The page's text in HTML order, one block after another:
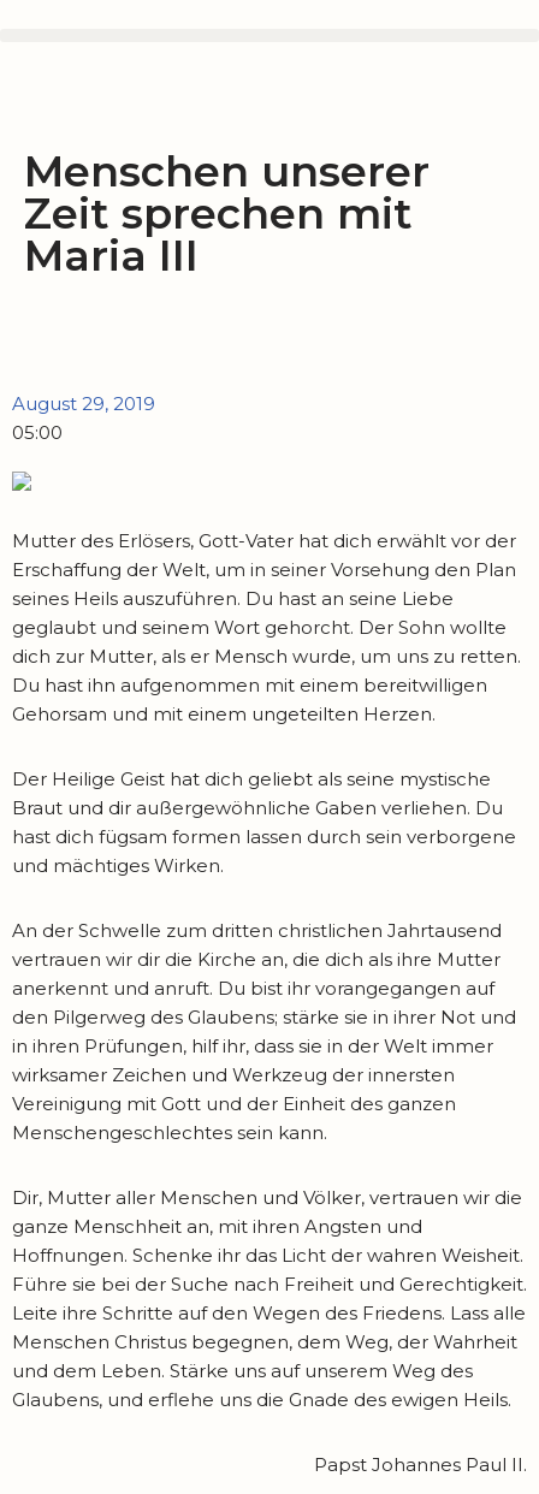
Menschen unserer
Zeit sprechen mit
Maria III
August 29, 2019
05:00
Mutter des Erlösers, Gott-Vater hat dich erwählt vor der
Erschaffung der Welt, um in seiner Vorsehung den Plan
seines Heils auszuführen. Du hast an seine Liebe
geglaubt und seinem Wort gehorcht. Der Sohn wollte
dich zur Mutter, als er Mensch wurde, um uns zu retten.
Du hast ihn aufgenommen mit einem bereitwilligen
Gehorsam und mit einem ungeteilten Herzen.
Der Heilige Geist hat dich geliebt als seine mystische
Braut und dir außergewöhnliche Gaben verliehen. Du
hast dich fügsam formen lassen durch sein verborgene
und mächtiges Wirken.
An der Schwelle zum dritten christlichen Jahrtausend
vertrauen wir dir die Kirche an, die dich als ihre Mutter
anerkennt und anruft. Du bist ihr vorangegangen auf
den Pilgerweg des Glaubens; stärke sie in ihrer Not und
in ihren Prüfungen, hilf ihr, dass sie in der Welt immer
wirksamer Zeichen und Werkzeug der innersten
Vereinigung mit Gott und der Einheit des ganzen
Menschengeschlechtes sein kann.
Dir, Mutter aller Menschen und Völker, vertrauen wir die
ganze Menschheit an, mit ihren Angsten und
Hoffnungen. Schenke ihr das Licht der wahren Weisheit.
Führe sie bei der Suche nach Freiheit und Gerechtigkeit.
Leite ihre Schritte auf den Wegen des Friedens. Lass alle
Menschen Christus begegnen, dem Weg, der Wahrheit
und dem Leben. Stärke uns auf unserem Weg des
Glaubens, und erflehe uns die Gnade des ewigen Heils.
Papst Johannes Paul II.